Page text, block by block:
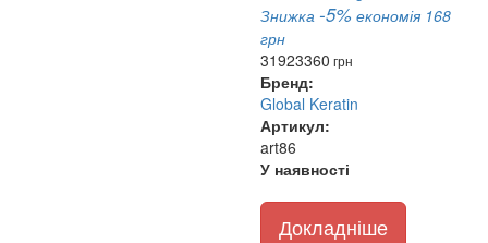
Знижка -5% економія 168
грн
31923360 грн
Бренд:
Global Keratin
Артикул:
art86
У наявності
Докладніше